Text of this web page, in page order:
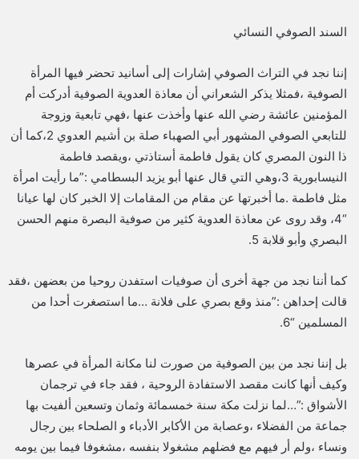
السند الصوفي النسائي
إننا نجد في التراث الصوفي إشارات إلى أسانيد تحضر فيها المرأة
الصوفية ،فمثلا يذكر الشعراني أن معاذة العدوية الصوفية أدركت أم
المؤمنين عائشة رضي الله عنها وأخذت عنها ،فهي تابعية وزوجة
للتابعي الصوفي المشهور أبي الصهباء صلة بن أشيم العدوي 2،كما أن
ذا النون المصري كان يقول فاطمة أستاذتي ،ويقصد فاطمة
النيسابورية 3،وهي التي قال عنها أبو يزيد البسطامي :”ما رأيت امرأة
مثل فاطمة .ما أخبرتها عن مقام من المقامات إلا الخبر كان لها عيانا
“4، وقد روى عن معاذة العدوية كثير من صوفية البصرة منهم الحسن
البصري وأبو قلابة 5.
كما أننا نجد من جهة أخرى أن صوفيات استفدن روحيا من بعضهن ،فقد
قالت إحداهن :”منذ وقع بصري على فلانة …ما استصغرت أحدا من
المسلمين “6.
بل إننا نجد من بين الصوفية من صورت لنا مكانة المرأة في عصرها
وكيف أنها كانت مقصد الاستفادة الروحية ، فقد جاء في ترجمان
الأشواق :”…لما نزلت مكة سنة خمسمائة وثمان وتسعين ألفيت بها
جماعة من الفضلاء ،وعصابة من الأكابر الأدباء و الصلحاء بين رجال
ونساء ،ولم أر فيهم مع فضلهم مشغولا بنفسه ،مشغوفا فيما بين يومه